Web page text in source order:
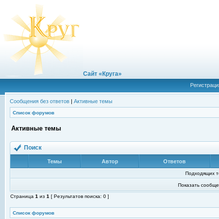
Сайт «Круга»
Сообщения без ответов | Активные темы
Список форумов
Активные темы
Поиск
Темы Автор Ответов
Подходящих
Показать
Страница 1 из 1 [ Результатов поиска: 0 ]
Список форумов